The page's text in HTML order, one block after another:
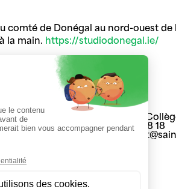
comté de Donégal au nord-ouest
la main. https://studiodonegal.ie/
23 rue du
04 71 48 28 18